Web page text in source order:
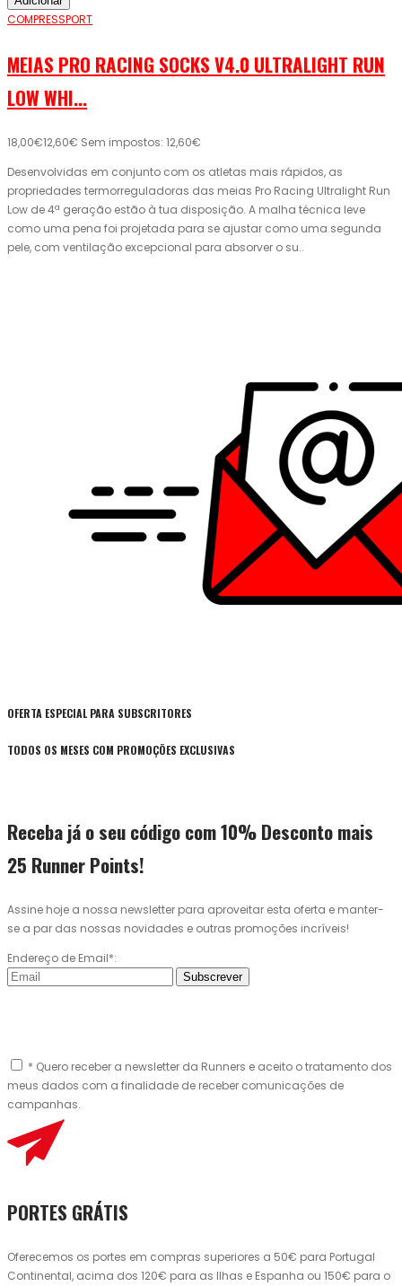
COMPRESSPORT
MEIAS PRO RACING SOCKS V4.0 ULTRALIGHT RUN
LOW WHI...
18,00€12,60€ Sem impostos: 12,60€
Desenvolvidas em conjunto com os atletas mais rápidos, as
propriedades termorreguladoras das meias Pro Racing Ultralight Run
Low de 4ª geração estão à tua disposição. A malha técnica leve
como uma pena foi projetada para se ajustar como uma segunda
pele, com ventilação excepcional para absorver o su..
OFERTA ESPECIAL PARA SUBSCRITORES
TODOS OS MESES COM PROMOÇÕES EXCLUSIVAS
Receba já o seu código com 10% Desconto mais
25 Runner Points!
Assine hoje a nossa newsletter para aproveitar esta oferta e manter-
se a par das nossas novidades e outras promoções incríveis!
Endereço de Email*:
Subscrever
* Quero receber a newsletter da Runners e aceito o tratamento dos
meus dados com a finalidade de receber comunicações de
campanhas.
PORTES GRÁTIS
Oferecemos os portes em compras superiores a 50€ para Portugal
Continental, acima dos 120€ para as Ilhas e Espanha ou 150€ para o